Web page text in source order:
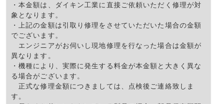
・本金額は、ダイキン工業に直接ご依頼いただく修理が対
象となります。
・上記の金額は引取り修理をさせていただいた場合の金額
でございます。
エンジニアがお伺いし現地修理を行なった場合は金額が
異なります。
・機種により、実際に発生する料金が本金額と大きく異な
る場合がございます。
正式な修理金額につきましては、点検後ご連絡致しま
す。